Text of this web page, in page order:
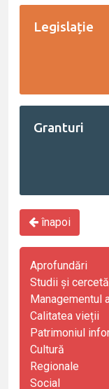
Legislație
Granturi
înapoi
Aprofundări
Studii și
Managementul
Calitatea vieții
Patrimoniul
Cultură
Regionale
Social